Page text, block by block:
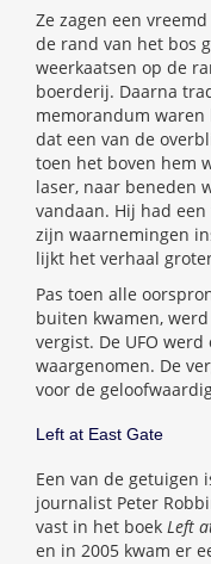
Ze zagen een
de rand van het bos
weerkaatsen op de
boerderij. Daarna
memorandum waren
dat een van de
toen het boven hem
laser, naar beneden
vandaan. Hij had
zijn waarnemingen
lijkt het verhaal
Pas toen alle
buiten kwamen,
vergist. De UFO
waargenomen. De
voor de
Left at East Gate
Een van de getuigen
journalist Peter
vast in het boek Left
en in 2005 kwam er